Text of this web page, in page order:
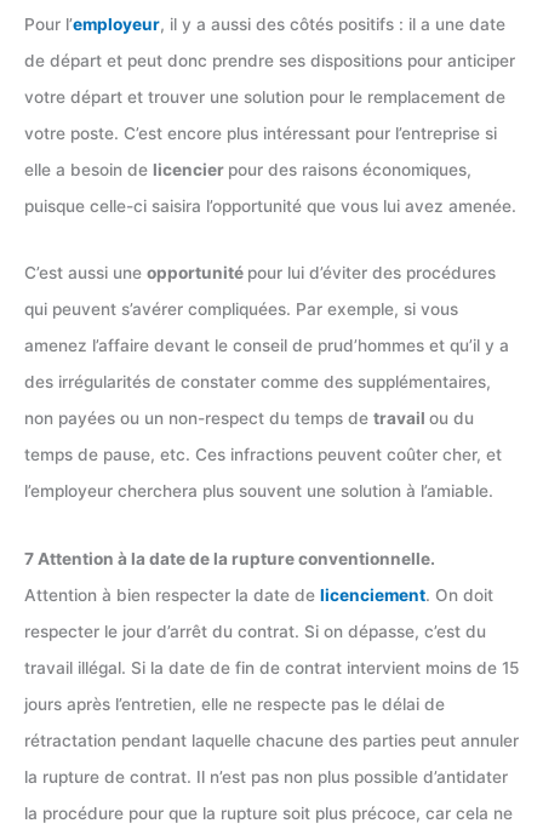
Pour l’employeur, il y a aussi des côtés positifs : il a une date
de départ et peut donc prendre ses dispositions pour anticiper
votre départ et trouver une solution pour le remplacement de
votre poste. C’est encore plus intéressant pour l’entreprise si
elle a besoin de licencier pour des raisons économiques,
puisque celle-ci saisira l’opportunité que vous lui avez amenée.
C’est aussi une opportunité pour lui d’éviter des procédures
qui peuvent s’avérer compliquées. Par exemple, si vous
amenez l’affaire devant le conseil de prud’hommes et qu’il y a
des irrégularités de constater comme des supplémentaires,
non payées ou un non-respect du temps de travail ou du
temps de pause, etc. Ces infractions peuvent coûter cher, et
l’employeur cherchera plus souvent une solution à l’amiable.
7 Attention à la date de la rupture conventionnelle.
Attention à bien respecter la date de licenciement. On doit
respecter le jour d’arrêt du contrat. Si on dépasse, c’est du
travail illégal. Si la date de fin de contrat intervient moins de 15
jours après l’entretien, elle ne respecte pas le délai de
rétractation pendant laquelle chacune des parties peut annuler
la rupture de contrat. Il n’est pas non plus possible d’antidater
la procédure pour que la rupture soit plus précoce, car cela ne